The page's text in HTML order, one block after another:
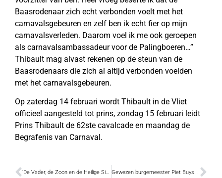
Baasrodenaar zich echt verbonden voelt met het
carnavalsgebeuren en zelf ben ik echt fier op mijn
carnavalsverleden. Daarom voel ik me ook geroepen
als carnavalsambassadeur voor de Palingboeren…”
Thibault mag alvast rekenen op de steun van de
Baasrodenaars die zich al altijd verbonden voelden
met het carnavalsgebeuren.
Op zaterdag 14 februari wordt Thibault in de Vliet
officieel aangesteld tot prins, zondag 15 februari leidt
Prins Thibault de 62ste cavalcade en maandag de
Begrafenis van Carnaval.
‘De Vader, de Zoon en de Heilige Simon’ vieren twintig jaar blues-rock uit Dendermonde Gewezen burgemeester Piet Buyse wordt ‘Verdienstelijk Oost-Vlaming”